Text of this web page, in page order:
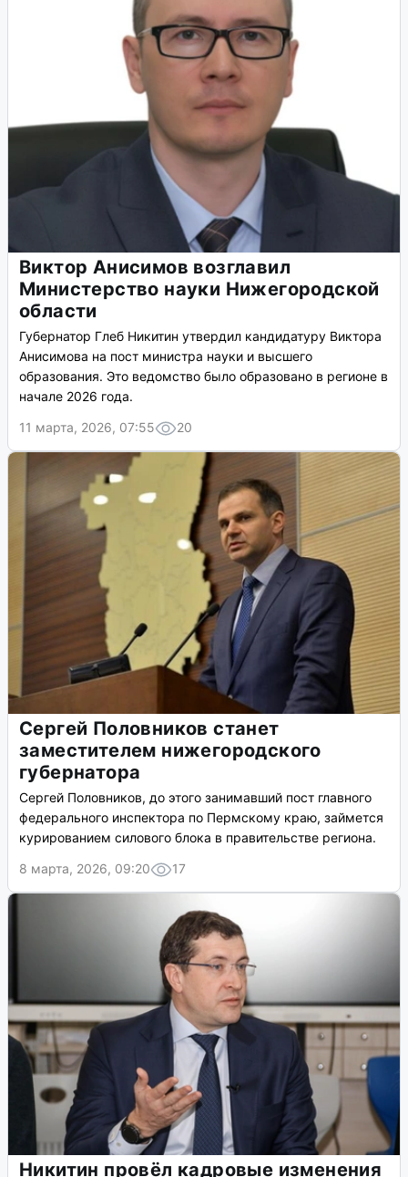
Виктор Анисимов возглавил
Министерство науки Нижегородской
области
Губернатор Глеб Никитин утвердил кандидатуру Виктора
Анисимова на пост министра науки и высшего
образования. Это ведомство было образовано в регионе в
начале 2026 года.
11 марта, 2026, 07:55
20
Сергей Половников станет
заместителем нижегородского
губернатора
Сергей Половников, до этого занимавший пост главного
федерального инспектора по Пермскому краю, займется
курированием силового блока в правительстве региона.
8 марта, 2026, 09:20
17
Никитин провёл кадровые изменения